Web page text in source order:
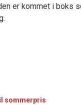
er kommet i boks
sommerpris